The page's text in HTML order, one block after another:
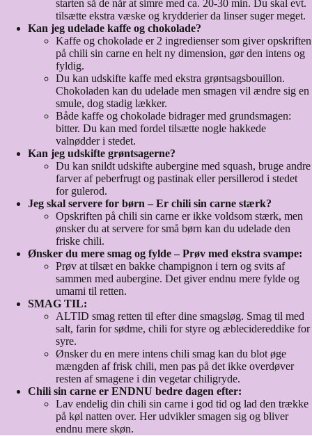
starten så de når at simre med ca. 20-30 min. Du skal evt.
tilsætte ekstra væske og krydderier da linser suger meget.
Kan jeg udelade kaffe og chokolade?
Kaffe og chokolade er 2 ingredienser som giver opskriften
på chili sin carne en helt ny dimension, gør den intens og
fyldig.
Du kan udskifte kaffe med ekstra grøntsagsbouillon.
Chokoladen kan du udelade men smagen vil ændre sig en
smule, dog stadig lækker.
Både kaffe og chokolade bidrager med grundsmagen:
bitter. Du kan med fordel tilsætte nogle hakkede
valnødder i stedet.
Kan jeg udskifte grøntsagerne?
Du kan snildt udskifte aubergine med squash, bruge andre
farver af peberfrugt og pastinak eller persillerod i stedet
for gulerod.
Jeg skal servere for børn – Er chili sin carne stærk?
Opskriften på chili sin carne er ikke voldsom stærk, men
ønsker du at servere for små børn kan du udelade den
friske chili.
Ønsker du mere smag og fylde – Prøv med ekstra svampe:
Prøv at tilsæt en bakke champignon i tern og svits af
sammen med aubergine. Det giver endnu mere fylde og
umami til retten.
SMAG TIL:
ALTID smag retten til efter dine smagsløg. Smag til med
salt, farin for sødme, chili for styre og æblecidereddike for
syre.
Ønsker du en mere intens chili smag kan du blot øge
mængden af frisk chili, men pas på det ikke overdøver
resten af smagene i din vegetar chiligryde.
Chili sin carne er ENDNU bedre dagen efter:
Lav endelig din chili sin carne i god tid og lad den trække
på køl natten over. Her udvikler smagen sig og bliver
endnu mere skøn.